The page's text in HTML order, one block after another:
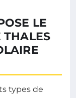
LE
THALES
types de